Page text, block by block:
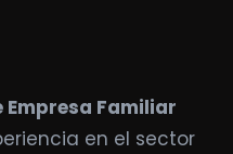
Familiar
en el sector